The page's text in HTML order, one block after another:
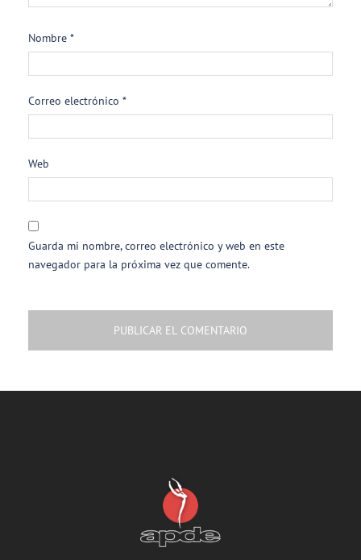
Nombre *
Correo electrónico *
Web
Guarda mi nombre, correo electrónico y web en este
navegador para la próxima vez que comente.